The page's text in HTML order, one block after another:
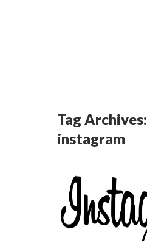
Tag Archives:
instagram